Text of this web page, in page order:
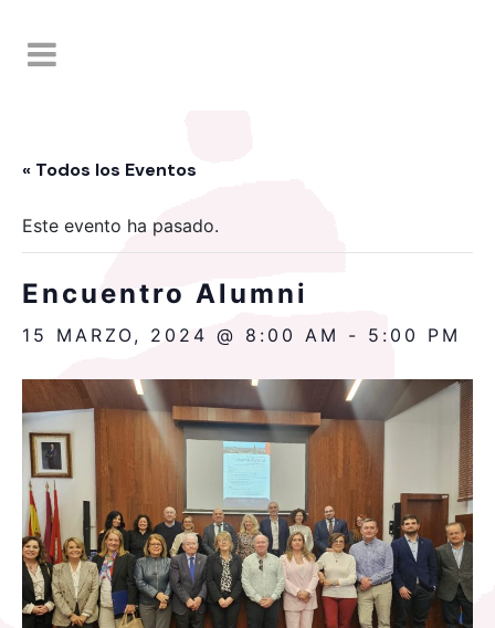
« Todos los Eventos
Este evento ha pasado.
Encuentro Alumni
15 MARZO, 2024 @ 8:00 AM - 5:00 PM